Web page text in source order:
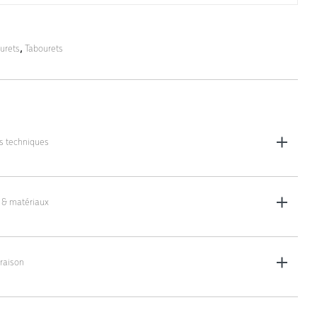
, Tabourets
techniques
: Ø 36 cm
matériaux
: plastique moulé
plat (non monté)